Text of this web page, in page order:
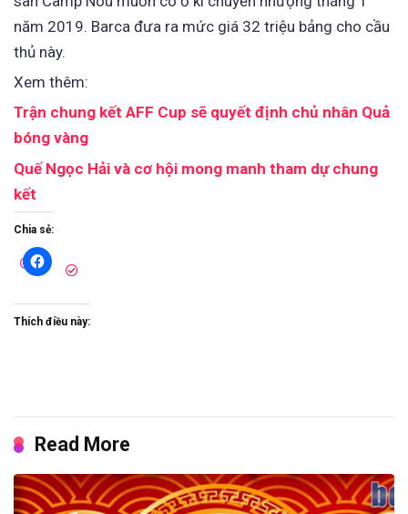
năm 2019. Barca đưa ra mức giá 32 triệu bảng cho cầu
thủ này.
Xem thêm:
Trận chung kết AFF Cup sẽ quyết định chủ nhân Quả
bóng vàng
Quế Ngọc Hải và cơ hội mong manh tham dự chung
kết
Chia sẻ:
Thích điều này:
Read More